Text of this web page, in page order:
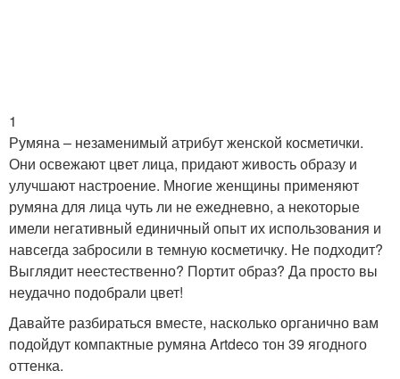
Макияж для азиаток Азиатское веко
Айсы для азиатских
глаз
Макияж для увеличения
Макияж на глаза
Стрелки для разных
1
Румяна – незаменимый атрибут женской косметички.
Они освежают цвет лица, придают живость образу и
улучшают настроение. Многие женщины применяют
румяна для лица чуть ли не ежедневно, а некоторые
имели негативный единичный опыт их использования и
навсегда забросили в темную косметичку. Не подходит?
Выглядит неестественно? Портит образ? Да просто вы
неудачно подобрали цвет!
Давайте разбираться вместе, насколько органично вам
подойдут компактные румяна Artdeco тон 39 ягодного
оттенка.